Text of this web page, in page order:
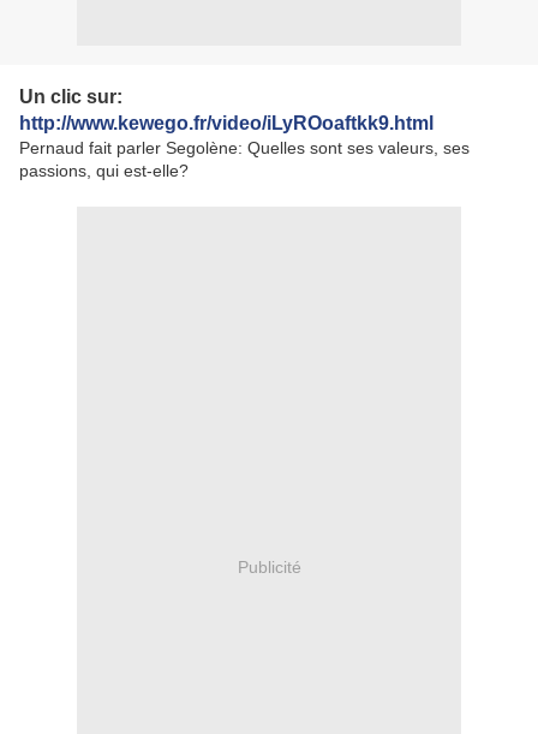
Un clic sur:
http://www.kewego.fr/video/iLyROoaftkk9.html
Pernaud fait parler Segolène: Quelles sont ses valeurs, ses
passions, qui est-elle?
Publicité